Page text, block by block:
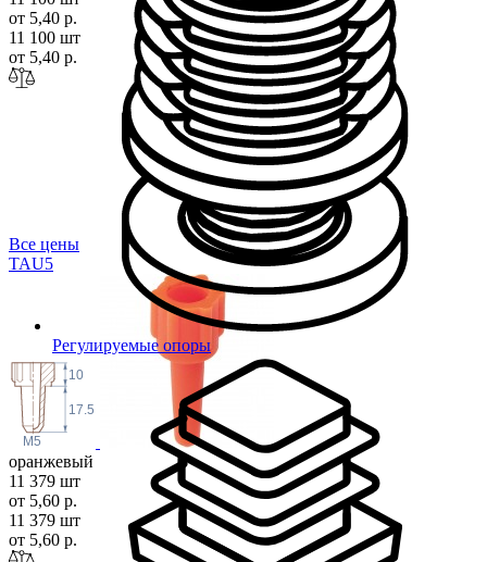
Регулируемые опоры
от 5,40 р.
11 100 шт
от 5,40 р.
Все цены
TAU5
10
17.5
M5
оранжевый
11 379 шт
от 5,60 р.
11 379 шт
от 5,60 р.